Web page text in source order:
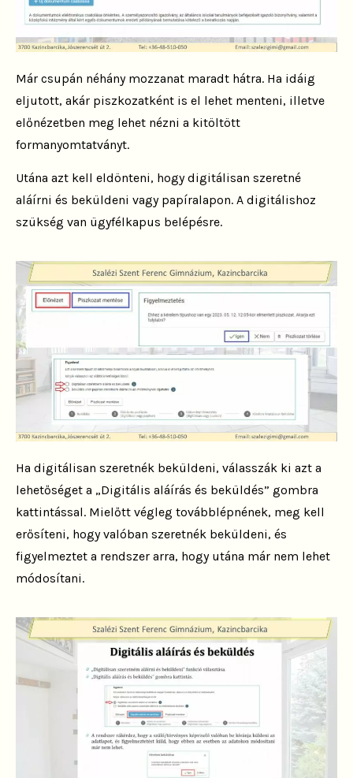
Már csupán néhány mozzanat maradt hátra. Ha idáig
eljutott, akár piszkozatként is el lehet menteni, illetve
előnézetben meg lehet nézni a kitöltött
formanyomtatványt.
Utána azt kell eldönteni, hogy digitálisan szeretné
aláírni és beküldeni vagy papíralapon. A digitálishoz
szükség van ügyfélkapus belépésre.
Ha digitálisan szeretnék beküldeni, válasszák ki azt a
lehetőséget a „Digitális aláírás és beküldés” gombra
kattintással. Mielőtt végleg továbblépnének, meg kell
erősíteni, hogy valóban szeretnék beküldeni, és
figyelmeztet a rendszer arra, hogy utána már nem lehet
módosítani.